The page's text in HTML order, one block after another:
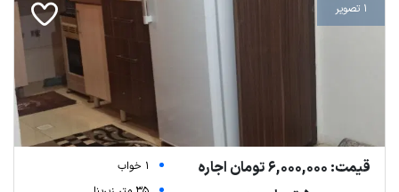
| Map data © ariamarz.com
1 تصویر
قیمت: 6,000,000 تومان اجاره
1 خواب